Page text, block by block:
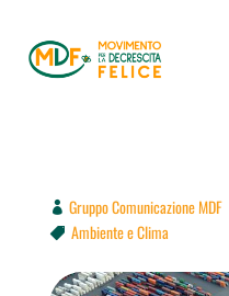
Gruppo Comunicazione MDF
 Ambiente e Clima